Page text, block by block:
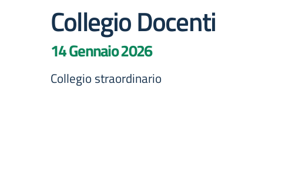
Collegio Docenti
14 Gennaio 2026
Collegio straordinario